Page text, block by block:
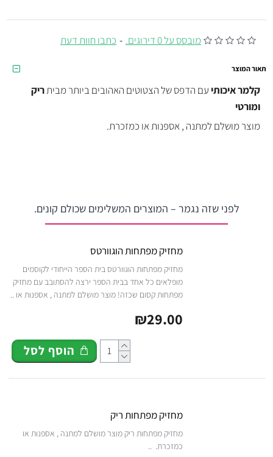
מובסס על 0 דירוגים. - כתבו חוות דעת
לפני שזה נגמר – המוצרים המשלימים שכולם קונים.
מחזיק מפתחות הוגוורטס
מחזיק מפתחות הוגוורטס בית הספר הייחודי לקוסמים
מופלאים כל אחד בבית הספר ירצה להסתובב עם מחזיק
מפתחות קסום שכזה! מוצר מושלם למתנה , אספנות או ..
₪29.00
הוסף לסל
מחזיק מפתחות ריק
מחזיק מפתחות ריק מוצר מושלם למתנה , אספנות או
כמזכרת. ..
תאור המוצר
קלמראיכותי עם הדפס של הצטוטים האהובים ביותר מביתריק
ומורטי
מוצר מושלם למתנה , אספנות או כמזכרת.